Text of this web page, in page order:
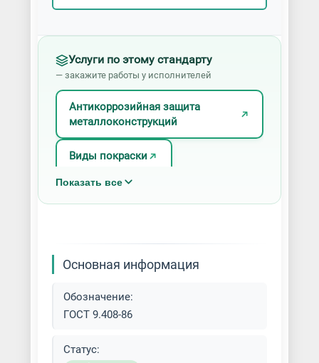
Услуги по этому стандарту
— закажите работы у исполнителей
Антикоррозийная защита
металлоконструкций
Виды покраски
Покраска акриловыми красками
Покраска алкидными красками
Показать все
Основная информация
Обозначение:
ГОСТ 9.408-86
Статус: